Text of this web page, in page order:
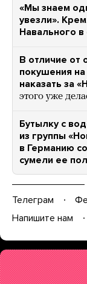
«Мы знаем
увезли».
Навального в
В отличие от
покушения
наказать за
этого уже
Бутылку с
из группы
в Германию
сумели ее
Телеграм
Напишите нам